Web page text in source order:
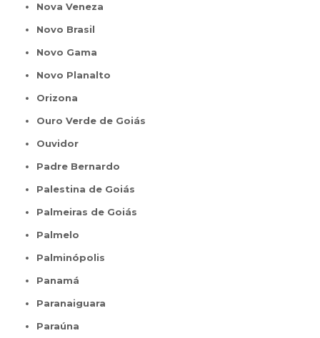
Nova Veneza
Novo Brasil
Novo Gama
Novo Planalto
Orizona
Ouro Verde de Goiás
Ouvidor
Padre Bernardo
Palestina de Goiás
Palmeiras de Goiás
Palmelo
Palminópolis
Panamá
Paranaiguara
Paraúna